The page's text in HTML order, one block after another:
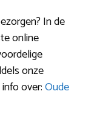
In de
online
onze
over:Oude